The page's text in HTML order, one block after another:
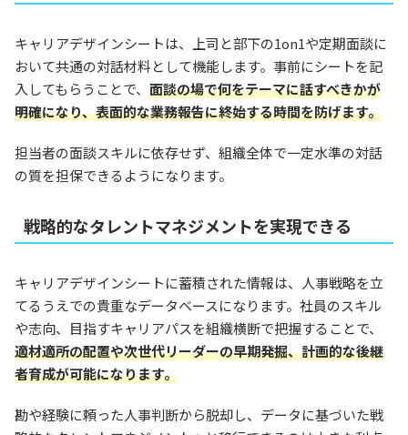
キャリアデザインシートは、上司と部下の1on1や定期面談に
おいて共通の対話材料として機能します。事前にシートを記
入してもらうことで、 面談の場で何をテーマに話すべきかが
明確になり、表面的な業務報告に終始する時間を防げます。
担当者の面談スキルに依存せず、組織全体で一定水準の対話
の質を担保できるようになります。
戦略的なタレントマネジメントを実現できる
キャリアデザインシートに蓄積された情報は、人事戦略を立
てるうえでの貴重なデータベースになります。社員のスキル
や志向、目指すキャリアパスを組織横断で把握することで、
適材適所の配置や次世代リーダーの早期発掘、計画的な後継
者育成が可能になります。
勘や経験に頼った人事判断から脱却し、データに基づいた戦